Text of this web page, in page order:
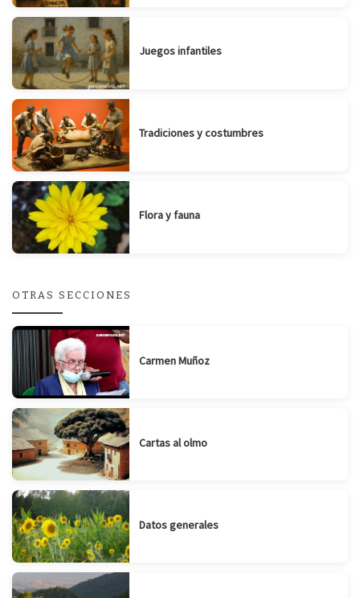
Juegos infantiles
Tradiciones y costumbres
Flora y fauna
OTRAS SECCIONES
Carmen Muñoz
Cartas al olmo
Datos generales